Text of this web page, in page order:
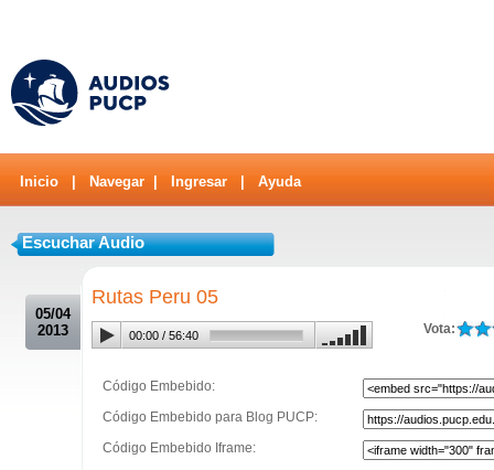
Inicio Navegar Ingresar Ayuda
Escuchar Audio
05/04
2013
Rutas Peru 05
Vota:
00:00 / 56:40
Código Embebido:
Código Embebido para Blog PUCP:
Código Embebido Iframe: